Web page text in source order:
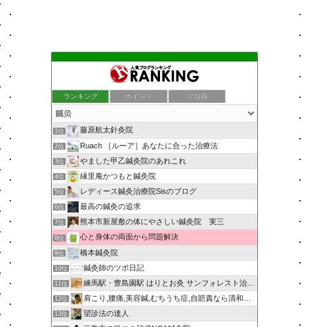
ランキング ポイント ブロ画
1位 藤原航太針灸院
2位 Ruach ［ルーア］あなたに合った治療法
3位 やました甲乙鍼灸院のあれこれ
4位 縁里庵かつもと鍼灸院
5位 レディース鍼灸治療院Sisのブログ
6位 最高の鍼灸の追求
7位 熊本市新屋敷の体にやさしい鍼灸院 実三
8位 心と身体の両面から問題解決
9位 橋本鍼灸院
10位 鍼灸師のツボ日記
11位 練馬駅・豊島園駅 はりとお灸 サンフォレスト治療院ブログ
12位 肩こり,腰痛,美容鍼,むちうち症,自賠責なら清和針灸接骨院
13位 望診法の達人